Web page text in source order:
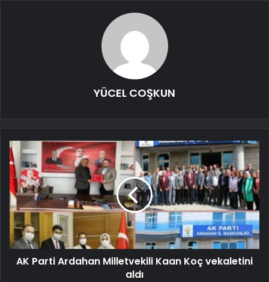
YÜCEL COŞKUN
AK Parti Ardahan Milletvekili Kaan Koç vekaletini
aldı